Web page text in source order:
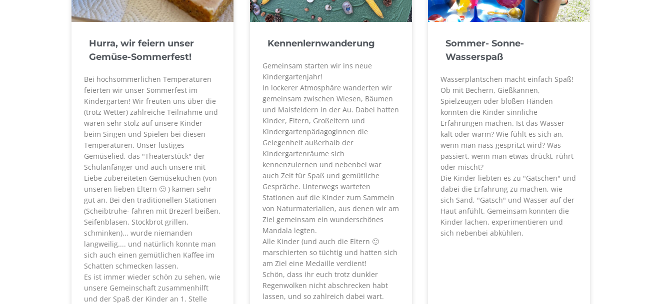
Hurra, wir feiern unser
Gemüse-Sommerfest!
Bei hochsommerlichen Temperaturen
feierten wir unser Sommerfest im
Kindergarten! Wir freuten uns über die
(trotz Wetter) zahlreiche Teilnahme und
waren sehr stolz auf unsere Kinder
beim Singen und Spielen bei diesen
Temperaturen. Unser lustiges
Gemüselied, das "Theaterstück" der
Schulanfänger und auch unsere mit
Liebe zubereiteten Gemüsekuchen (von
unseren lieben Eltern 🙂 ) kamen sehr
gut an. Bei den traditionellen Stationen
(Scheibtruhe- fahren mit Brezerl beißen,
Seifenblasen, Stockbrot grillen,
schminken)... wurde niemanden
langweilig.... und natürlich konnte man
sich auch einen gemütlichen Kaffee im
Schatten schmecken lassen.
Es ist immer wieder schön zu sehen, wie
unsere Gemeinschaft zusammenhilft
und der Spaß der Kinder an 1. Stelle
Kennenlernwanderung
Gemeinsam starten wir ins neue
Kindergartenjahr!
In lockerer Atmosphäre wanderten wir
gemeinsam zwischen Wiesen, Bäumen
und Maisfeldern in der Au. Dabei hatten
Kinder, Eltern, Großeltern und
Kindergartenpädagoginnen die
Gelegenheit außerhalb der
Kindergartenräume sich
kennenzulernen und nebenbei war
auch Zeit für Spaß und gemütliche
Gespräche. Unterwegs warteten
Stationen auf die Kinder zum Sammeln
von Naturmaterialien, aus denen wir am
Ziel gemeinsam ein wunderschönes
Mandala legten.
Alle Kinder (und auch die Eltern 🙂
marschierten so tüchtig und hatten sich
am Ziel eine Medaille verdient!
Schön, dass ihr euch trotz dunkler
Regenwolken nicht abschrecken habt
lassen, und so zahlreich dabei wart.
Sommer- Sonne-
Wasserspaß
Wasserplantschen macht einfach Spaß!
Ob mit Bechern, Gießkannen,
Spielzeugen oder bloßen Händen
konnten die Kinder sinnliche
Erfahrungen machen. Ist das Wasser
kalt oder warm? Wie fühlt es sich an,
wenn man nass gespritzt wird? Was
passiert, wenn man etwas drückt, rührt
oder mischt?
Die Kinder liebten es zu "Gatschen" und
dabei die Erfahrung zu machen, wie
sich Sand, "Gatsch" und Wasser auf der
Haut anfühlt. Gemeinsam konnten die
Kinder lachen, experimentieren und
sich nebenbei abkühlen.